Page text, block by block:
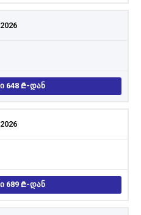
648 -ᲓᲐᲜ
689 -ᲓᲐᲜ